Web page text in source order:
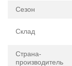
Сезон
Склад
Страна-
производитель